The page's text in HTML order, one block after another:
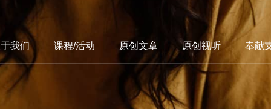
我们 课程/活动 原创文章 原创视听 奉献